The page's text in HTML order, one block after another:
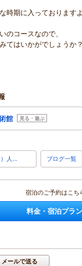
時期に入っておりま
のコースなので、
てはいかがでしょうか
館 見る・遊ぶ
人… ブログ一覧
宿泊のご予約はこち
料金・宿泊プラ
メールで送る